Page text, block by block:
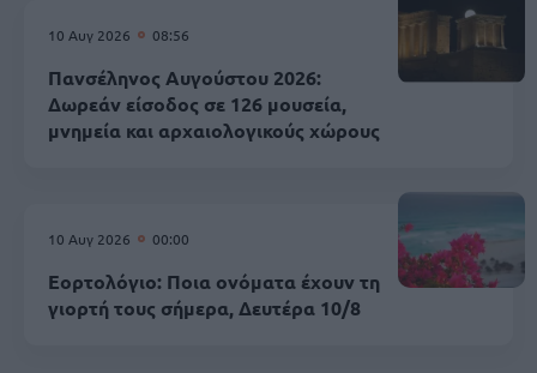
10 Αυγ 2026 08:56
Πανσέληνος Αυγούστου 2026:
Δωρεάν είσοδος σε 126 μουσεία,
μνημεία και αρχαιολογικούς χώρους
10 Αυγ 2026 00:00
Εορτολόγιο: Ποια ονόματα έχουν τη
γιορτή τους σήμερα, Δευτέρα 10/8